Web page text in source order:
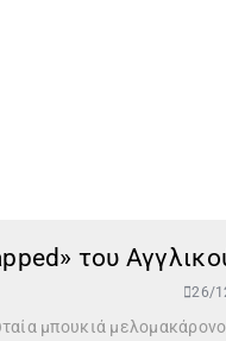
του
26/
μπουκιά